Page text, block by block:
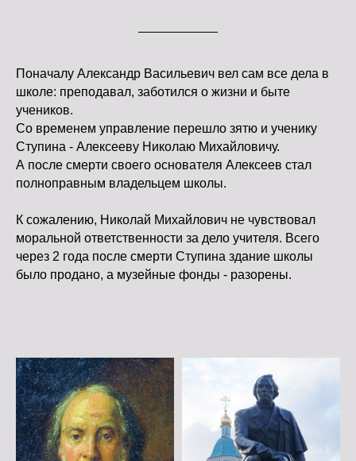
Поначалу Александр Васильевич вел сам все дела в
школе: преподавал, заботился о жизни и быте
учеников.
Со временем управление перешло зятю и ученику
Ступина - Алексееву Николаю Михайловичу.
А после смерти своего основателя Алексеев стал
полноправным владельцем школы.
К сожалению, Николай Михайлович не чувствовал
моральной ответственности за дело учителя. Всего
через 2 года после смерти Ступина здание школы
было продано, а музейные фонды - разорены.
Истоки на карте Подольска — Яндекс Карты